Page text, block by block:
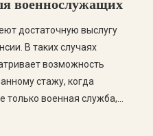
относиться как к
так и к лицам, […]
военнослужащих
достаточную выслугу
В таких случаях
возможность
стажу, когда
только военная служба,